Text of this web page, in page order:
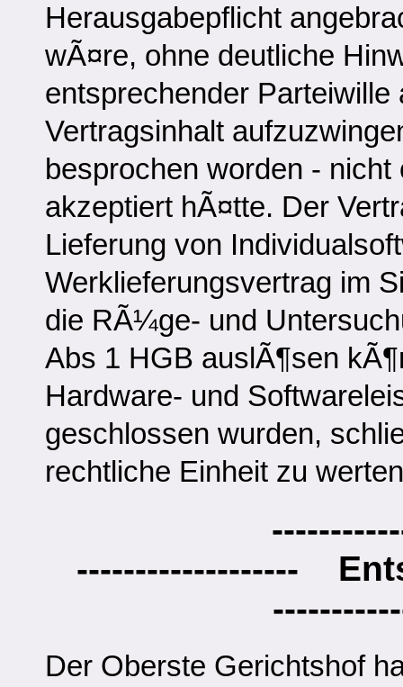
Herausgabepflicht
wÃ¤re, ohne deutliche
entsprechender
Vertragsinhalt
besprochen worden -
akzeptiert hÃ¤tte. Der
Lieferung von
Werklieferungsvertrag im
die RÃ¼ge- und
Abs 1 HGB auslÃ¶sen
Hardware- und
geschlossen wurden,
rechtliche Einheit zu
-------------------
Der Oberste Gerichtshof